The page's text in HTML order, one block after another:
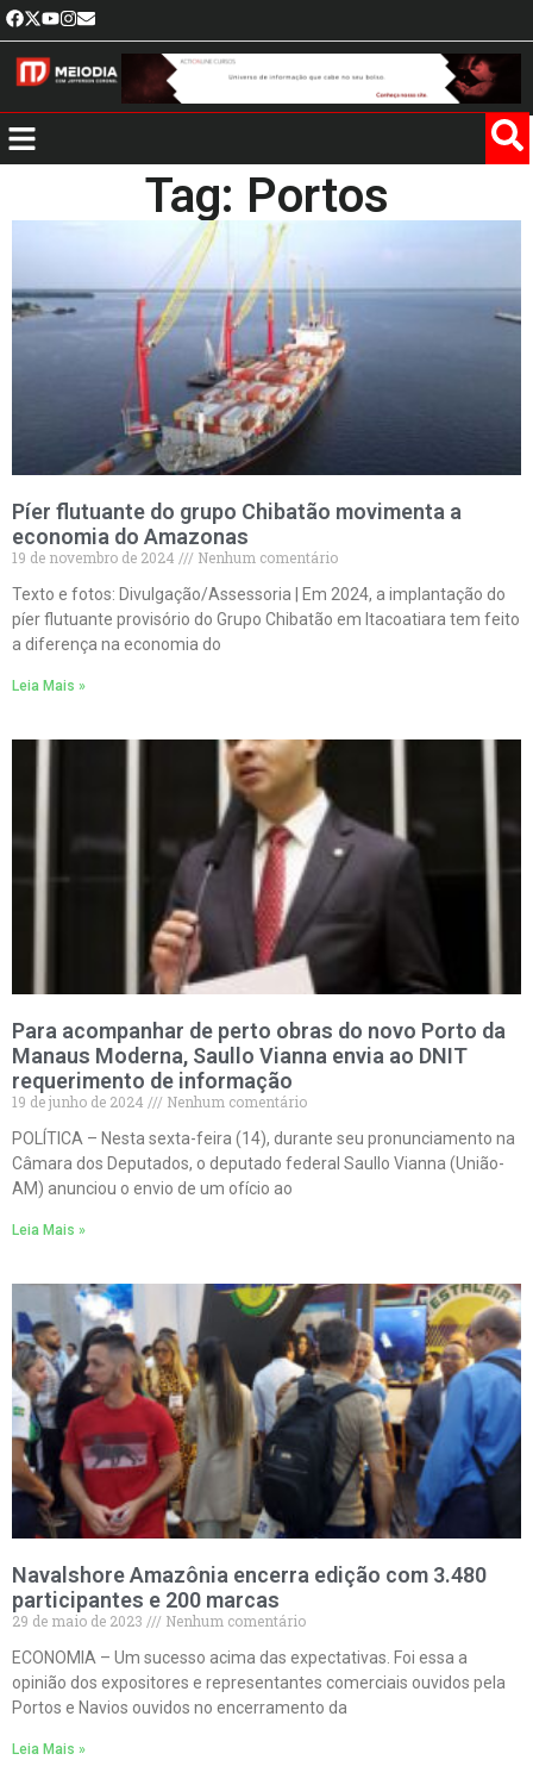
Tag: Portos
Píer flutuante do grupo Chibatão movimenta a
economia do Amazonas
19 de novembro de 2024
Nenhum comentário
Texto e fotos: Divulgação/Assessoria | Em 2024, a implantação do
píer flutuante provisório do Grupo Chibatão em Itacoatiara tem feito
a diferença na economia do
Leia Mais »
Para acompanhar de perto obras do novo Porto da
Manaus Moderna, Saullo Vianna envia ao DNIT
requerimento de informação
19 de junho de 2024
Nenhum comentário
POLÍTICA – Nesta sexta-feira (14), durante seu pronunciamento na
Câmara dos Deputados, o deputado federal Saullo Vianna (União-
AM) anunciou o envio de um ofício ao
Leia Mais »
Navalshore Amazônia encerra edição com 3.480
participantes e 200 marcas
29 de maio de 2023
Nenhum comentário
ECONOMIA – Um sucesso acima das expectativas. Foi essa a
opinião dos expositores e representantes comerciais ouvidos pela
Portos e Navios ouvidos no encerramento da
Leia Mais »